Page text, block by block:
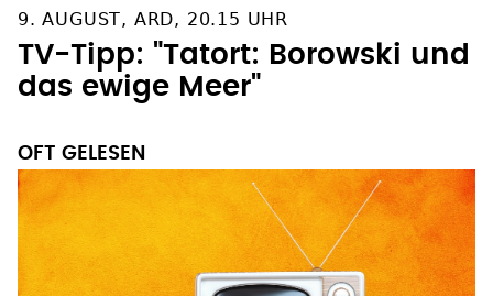
9. AUGUST, ARD, 20.15 UHR
TV-Tipp: "Tatort: Borowski und
das ewige Meer"
OFT GELESEN